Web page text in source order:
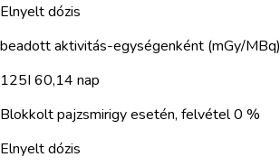
Elnyelt dózis
beadott aktivitás-egységenként (mGy/MBq)
125I 60,14 nap
Blokkolt pajzsmirigy esetén, felvétel 0 %
Elnyelt dózis